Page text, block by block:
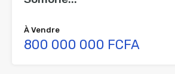
À Vendre
800 000 000 FCFA